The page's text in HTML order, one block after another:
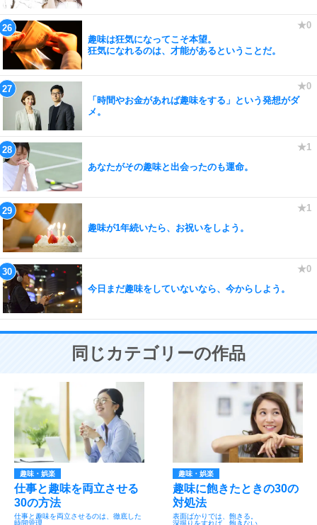
趣味は狂気になってこそ本望。
狂気になれるのは、才能があるということだ。
「時間やお金があれば趣味をする」という発想がダ
メ。
あなたがその趣味と出会ったのも運命。
趣味が1年続いたら、お祝いをしよう。
今日まだ趣味をしていないなら、今からしよう。
同じカテゴリーの作品
趣味・娯楽
仕事と趣味を両立させる
30の方法
仕事と趣味を両立させるのは、徹底した
時間管理。
趣味・娯楽
趣味に飽きたときの30の
対処法
表面ばかりでは、飽きる。
深掘りをすれば、飽きない。